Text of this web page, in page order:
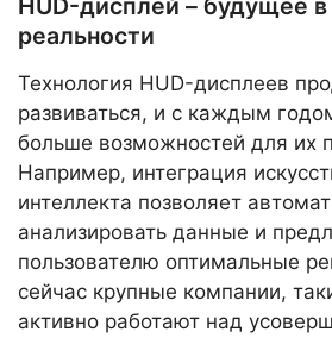
HUD-дисплей – будущее в
реальности
Технология HUD-дисплеев
развиваться, и с каждым
больше возможностей для их
Например, интеграция
интеллекта позволяет
анализировать данные и
пользователю оптимальные
сейчас крупные компании,
активно работают над